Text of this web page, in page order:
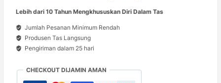
Lebih dari 10 Tahun Mengkhususkan Diri Dalam Tas
Jumlah Pesanan Minimum Rendah
Produsen Tas Langsung
Pengiriman dalam 25 hari
CHECKOUT DIJAMIN AMAN